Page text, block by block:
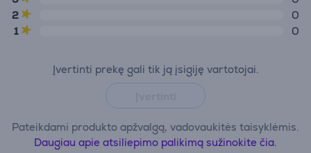
2
0
1
0
Įvertinti prekę gali tik ją įsigiję vartotojai.
Pateikdami produkto apžvalgą, vadovaukitės taisyklėmis.
Daugiau apie atsiliepimo palikimą sužinokite čia.